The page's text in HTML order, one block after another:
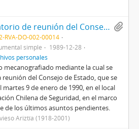
[Recordatorio de reunión del Consejo de Estado en Asociación Chilena de Seguridad]
RVA-DO-002-00014
simple
1989-12-28
personales
mecanografiado mediante la cual se
reunión del Consejo de Estado, que se
martes 9 de enero de 1990, en el local
Chilena de Seguridad, en el marco
de los últimos asuntos pendientes.
Ariztía (1918-2001)